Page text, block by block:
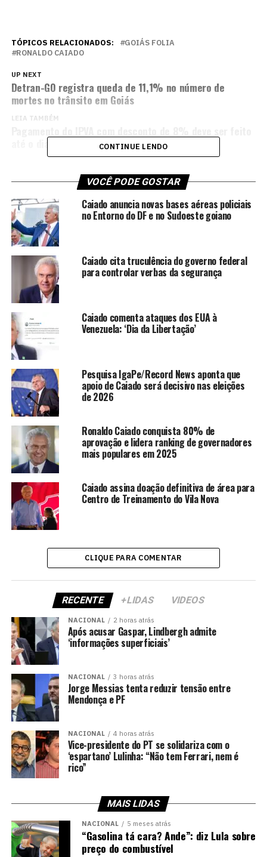
TÓPICOS RELACIONADOS:
GOIÁS FOLIA
RONALDO CAIADO
UP NEXT
Detran-GO registra queda de 11,1% no número de
mortes no trânsito em Goiás
LEIA TAMBÉM
até o dia 15 de janeiroCONTINUE LENDO
VOCÊ PODE GOSTAR
Caiado anuncia novas bases aéreas policiais
no Entorno do DF e no Sudoeste goiano
Caiado cita truculência do governo federal
para controlar verbas da segurança
Caiado comenta ataques dos EUA à
Venezuela: ‘Dia da Libertação’
Pesquisa IgaPe/Record News aponta que
apoio de Caiado será decisivo nas eleições
de 2026
Ronaldo Caiado conquista 80% de
aprovação e lidera ranking de governadores
mais populares em 2025
Caiado assina doação definitiva de área para
Centro de Treinamento do Vila Nova
CLIQUE PARA COMENTAR
RECENTE +LIDAS VIDEOS
NACIONAL 2 horas atrás
Após acusar Gaspar, Lindbergh admite
‘informações superficiais’
NACIONAL 3 horas atrás
Jorge Messias tenta reduzir tensão entre
Mendonça e PF
NACIONAL 4 horas atrás
Vice-presidente do PT se solidariza com o
‘espartano’ Lulinha: “Não tem Ferrari, nem é
rico”
MAIS LIDAS
NACIONAL 5 meses atrás
“Gasolina tá cara? Ande”: diz Lula sobre
preço do combustível